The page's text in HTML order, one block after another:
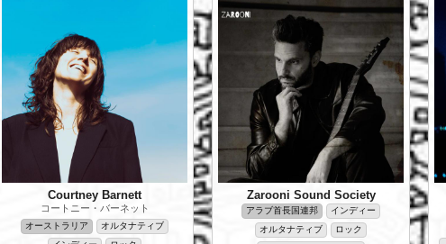
Courtney Barnett
コートニー・バーネット
オーストラリア
オルタナティブ
Zarooni Sound Society
アラブ首長国連邦
インディー
オルタナティブ
ロック